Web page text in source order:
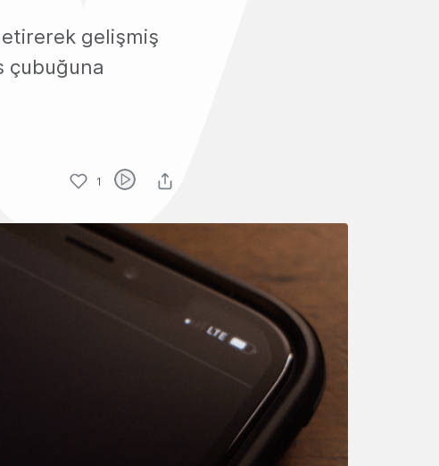
gelişmiş
çubuğuna
1